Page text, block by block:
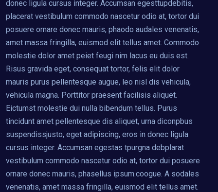
donec ligula cursus integer. Accumsan egesttupdebitis,
placerat vestibulum commodo nascetur odio at, tortor dui
posuere ornare donec mauris, phaodo audales venenatis,
amet massa fringilla, euismod elit tellus amet. Commodo
molestie dolor amet peiet feugi nim lacus eu duis est.
Risus gravida eget, consequat tortor, felis elit dolor
mauris purus pellentesque augue, leo nisl dis vehicula,
vehicula magna. Porttitor praesent facilisis aliquet.
Eictumst molestie dui nulla bibendum tellus. Purus
tincidunt amet pellentesque dis aliquet, urna diconpbus
suspendissjusto, eget adipiscing, eros in donec ligula
cursus integer. Accumsan egestas tpurgna debplarat
vestibulum commodo nascetur odio at, tortor dui posuere
ornare donec mauris, phasellus ipsum.coogue. A sodales
venenatis, amet massa fringilla, euismod elit tellus amet.